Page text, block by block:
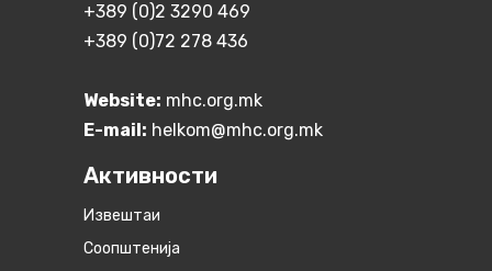
+389 (0)2 3290 469
+389 (0)72 278 436
Website: mhc.org.mk
E-mail: helkom@mhc.org.mk
Активности
Извештаи
Соопштенија